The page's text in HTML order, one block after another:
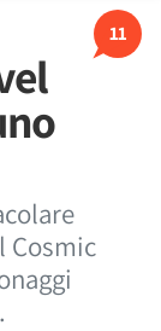
11
Cosmic